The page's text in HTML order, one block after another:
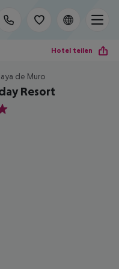
Hotel teilen
de Muro
Resort